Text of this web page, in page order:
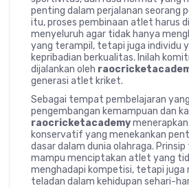
penting dalam perjalanan seorang
itu, proses pembinaan atlet harus
menyeluruh agar tidak hanya
yang terampil, tetapi juga individu
kepribadian berkualitas. Inilah
dijalankan oleh
generasi atlet kriket.
Sebagai tempat pembelajaran
pengembangan kemampuan dan
raocricketacademy
konservatif yang menekankan
dasar dalam dunia olahraga.
mampu menciptakan atlet yang
menghadapi kompetisi, tetapi juga
teladan dalam kehidupan sehari-